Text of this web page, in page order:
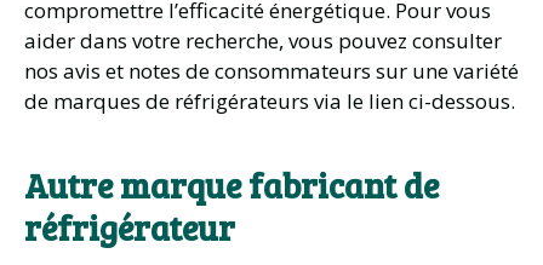
compromettre l’efficacité énergétique. Pour vous
aider dans votre recherche, vous pouvez consulter
nos avis et notes de consommateurs sur une variété
de marques de réfrigérateurs via le lien ci-dessous.
Autre marque fabricant de
réfrigérateur